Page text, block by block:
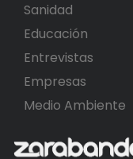
Sanidad
Educación
Entrevistas
Empresas
Medio Ambiente